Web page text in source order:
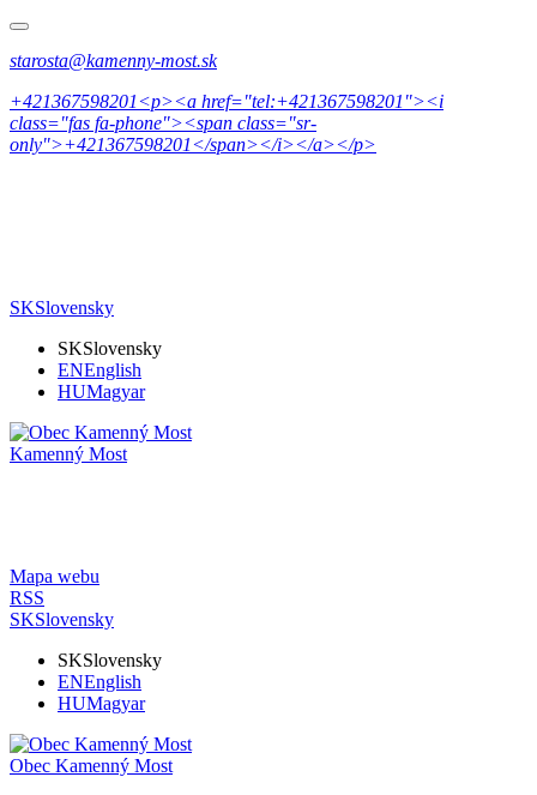
starosta@kamenny-most.sk
+421367598201<p><a href="tel:+421367598201"><i
class="fas fa-phone"><span class="sr-
only">+421367598201</span></i></a></p>
SKSlovensky
SKSlovensky
ENEnglish
HUMagyar
Kamenný Most
Mapa webu
RSS
SKSlovensky
SKSlovensky
ENEnglish
HUMagyar
Obec Kamenný Most